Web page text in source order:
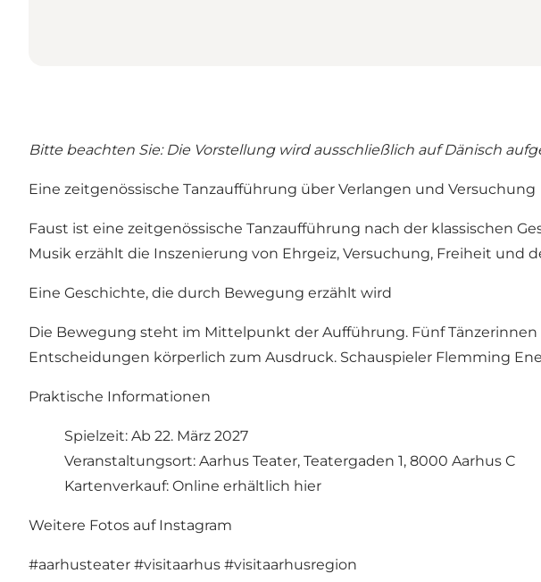
Bitte beachten Sie: Die Vorstellung wird ausschließlich auf Dänisch
Eine zeitgenössische Tanzaufführung über Verlangen und Versuchung
Faust ist eine zeitgenössische Tanzaufführung nach der klassischen
Musik erzählt die Inszenierung von Ehrgeiz, Versuchung, Freiheit und
Eine Geschichte, die durch Bewegung erzählt wird
Die Bewegung steht im Mittelpunkt der Aufführung. Fünf
Entscheidungen körperlich zum Ausdruck. Schauspieler Flemming
Praktische Informationen
Spielzeit: Ab 22. März 2027
Veranstaltungsort: Aarhus Teater, Teatergaden 1, 8000 Aarhus C
Kartenverkauf: Online erhältlich hier
Weitere Fotos auf Instagram
#aarhusteater #visitaarhus #visitaarhusregion